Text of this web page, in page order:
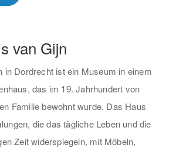
van Gijn
in Dordrecht ist ein Museum in einem
das im 19. Jahrhundert von
Familie bewohnt wurde. Das Haus
die das tägliche Leben und die
Zeit widerspiegeln, mit Möbeln,